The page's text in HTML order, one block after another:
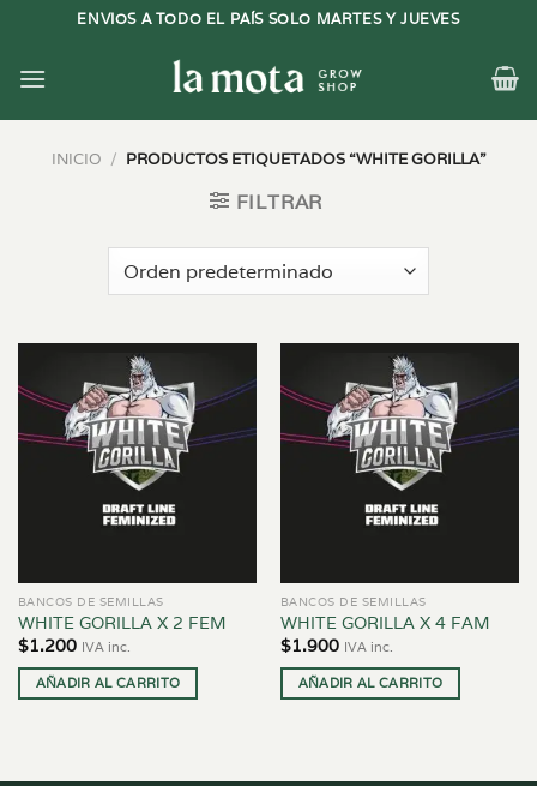
contenido
ENVIOS A TODO EL PAÍS SOLO MARTES Y JUEVES
INICIO / PRODUCTOS ETIQUETADOS “WHITE GORILLA”
FILTRAR
BANCOS DE SEMILLAS
WHITE GORILLA X 2 FEM
$1.200 IVA inc.
AÑADIR AL CARRITO
BANCOS DE SEMILLAS
WHITE GORILLA X 4 FAM
$1.900 IVA inc.
AÑADIR AL CARRITO